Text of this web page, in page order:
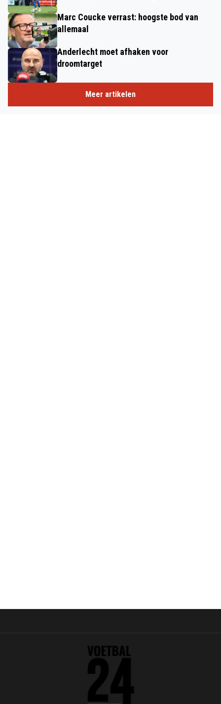
Marc Coucke verrast: hoogste bod van
allemaal
Anderlecht moet afhaken voor
droomtarget
Meer artikelen